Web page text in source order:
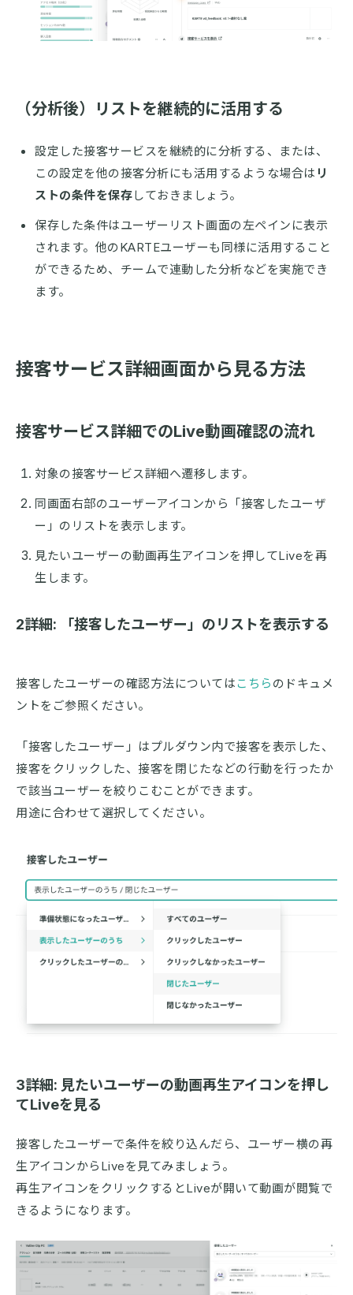
（分析後）リストを継続的に活用する
設定した接客サービスを継続的に分析する、または、
この設定を他の接客分析にも活用するような場合は リ
ストの条件を保存しておきましょう。
保存した条件はユーザーリスト画面の左ペインに表示
されます。他のKARTEユーザーも同様に活用すること
ができるため、チームで連動した分析などを実施でき
ます。
接客サービス詳細画面から見る方法
接客サービス詳細でのLive動画確認の流れ
対象の接客サービス詳細へ遷移します。
同画面右部のユーザーアイコンから「接客したユーザ
ー」のリストを表示します。
見たいユーザーの動画再生アイコンを押してLiveを再
生します。
2詳細: 「接客したユーザー」のリストを表示する
接客したユーザーの確認方法についてはこちら のドキュメ
ントをご参照ください。
「接客したユーザー」はプルダウン内で接客を表示した、
接客をクリックした、接客を閉じたなどの行動を行ったか
で該当ユーザーを絞りこむことができます。
用途に合わせて選択してください。
3詳細: 見たいユーザーの動画再生アイコンを押し
てLiveを見る
接客したユーザーで条件を絞り込んだら、ユーザー横の再
生アイコンからLiveを見てみましょう。
再生アイコンをクリックするとLiveが開いて動画が閲覧で
きるようになります。